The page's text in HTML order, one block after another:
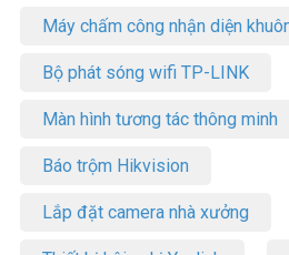
Máy chấm công nhận diện
Bộ phát sóng wifi TP-LINK
Màn hình tương tác thông minh
Báo trộm Hikvision
Lắp đặt camera nhà xưởng